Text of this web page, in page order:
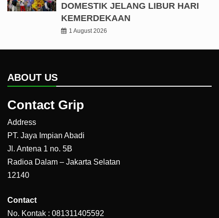
DOMESTIK JELANG LIBUR HARI
KEMERDEKAAN
1 August 2026
ABOUT US
Contact Grip
Address
PT. Jaya Impian Abadi
Jl. Antena 1 no. 5B
Radioa Dalam – Jakarta Selatan
12140
Contact
No. Kontak : 081311405592